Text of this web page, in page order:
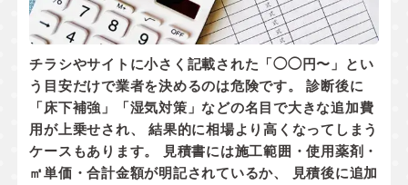
チラシやサイトに小さく記載された「◯◯円〜」とい
う目安だけで業者を決めるのは危険です。 診断後に
「床下補強」「湿気対策」などの名目で大きな追加費
用が上乗せされ、 結果的に相場より高くなってしまう
ケースもあります。 見積書には施工範囲・使用薬剤・
㎡単価・合計金額が明記されているか、
見積後に追加